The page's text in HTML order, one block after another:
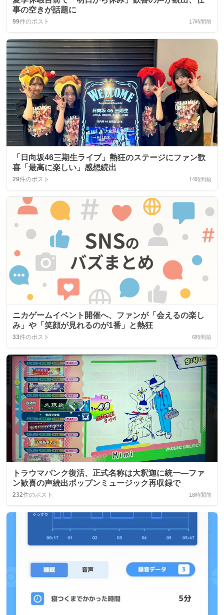
事の空きが話題に
99件のポスト 17時間前
「日向坂46三期生ライブ」熱狂のステージにファン歓
喜「最高に楽しい」感想続出
29件のポスト 14時間前
ニカゲームイベント開催へ、ファンが「会えるの楽し
み」や「笑顔が見れるのが1番」と熱狂
33件のポスト 6時間前
トラウマパンク復活、正式名称は大釈迦に統一―ファ
ン歓喜の声続出ポップンミュージック再収録で
232件のポスト 18時間前